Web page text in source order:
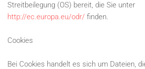
Streitbeilegung (OS) bereit, die Sie unter
http://ec.europa.eu/odr/ finden.
Cookies
Bei Cookies handelt es sich um Dateien,